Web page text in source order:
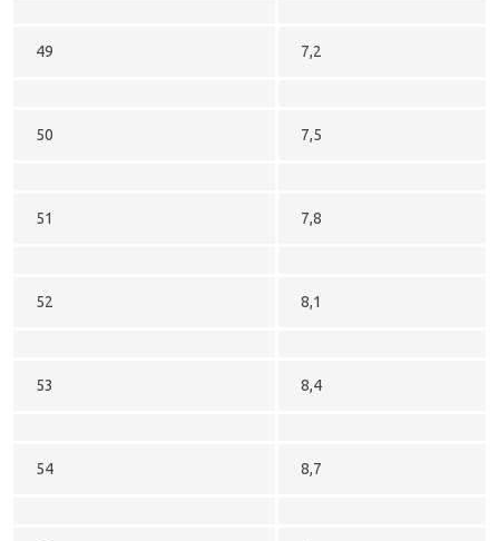
49 7,2
50 7,5
51 7,8
52 8,1
53 8,4
54 8,7